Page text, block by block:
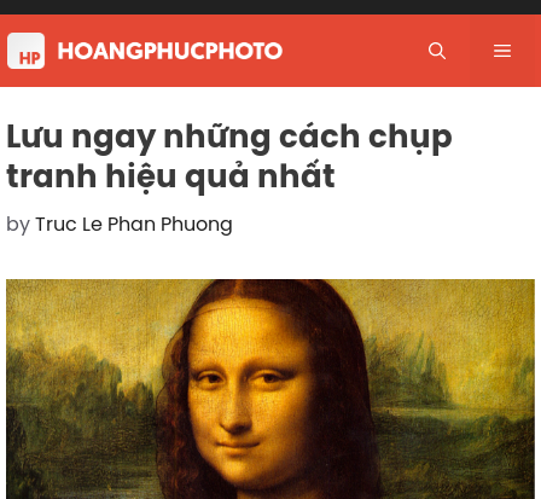
Skip
to
content
Lưu ngay những cách chụp
tranh hiệu quả nhất
byTruc Le Phan Phuong